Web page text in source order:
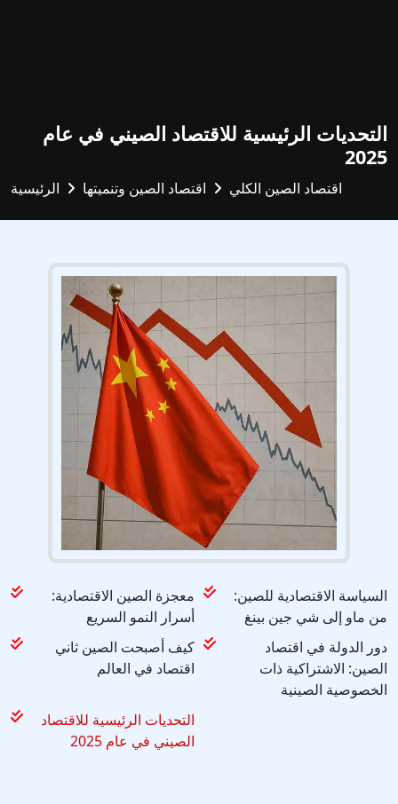
التحديات الرئيسية للاقتصاد الصيني في عام
2025
الرئيسية اقتصاد الصين وتنميتها اقتصاد الصين الكلي
معجزة الصين الاقتصادية:
أسرار النمو السريع
السياسة الاقتصادية للصين:
من ماو إلى شي جين بينغ
كيف أصبحت الصين ثاني
اقتصاد في العالم
دور الدولة في اقتصاد
الصين: الاشتراكية ذات
الخصوصية الصينية
التحديات الرئيسية للاقتصاد
الصيني في عام 2025